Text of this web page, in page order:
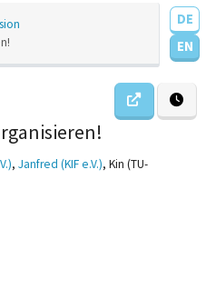
DE
EN
, Janfred (KIF e.V.), Kin (TU-